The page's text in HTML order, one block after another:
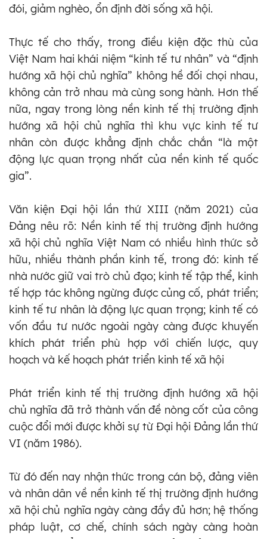
đói, giảm nghèo, ổn định đời sống xã hội.
Thực tế cho thấy, trong điều kiện đặc thù của
Việt Nam hai khái niệm “kinh tế tư nhân” và “định
hướng xã hội chủ nghĩa” không hề đối chọi nhau,
không cản trở nhau mà cùng song hành. Hơn thế
nữa, ngay trong lòng nền kinh tế thị trường định
hướng xã hội chủ nghĩa thì khu vực kinh tế tư
nhân còn được khẳng định chắc chắn “là một
động lực quan trọng nhất của nền kinh tế quốc
gia”.
Văn kiện Đại hội lần thứ XIII (năm 2021) của
Đảng nêu rõ: Nền kinh tế thị trường định hướng
xã hội chủ nghĩa Việt Nam có nhiều hình thức sở
hữu, nhiều thành phần kinh tế, trong đó: kinh tế
nhà nước giữ vai trò chủ đạo; kinh tế tập thể, kinh
tế hợp tác không ngừng được củng cố, phát triển;
kinh tế tư nhân là động lực quan trọng; kinh tế có
vốn đầu tư nước ngoài ngày càng được khuyến
khích phát triển phù hợp với chiến lược, quy
hoạch và kế hoạch phát triển kinh tế xã hội
Phát triển kinh tế thị trường định hướng xã hội
chủ nghĩa đã trở thành vấn đề nòng cốt của công
cuộc đổi mới được khởi sự từ Đại hội Đảng lần thứ
VI (năm 1986).
Từ đó đến nay nhận thức trong cán bộ, đảng viên
và nhân dân về nền kinh tế thị trường định hướng
xã hội chủ nghĩa ngày càng đầy đủ hơn; hệ thống
pháp luật, cơ chế, chính sách ngày càng hoàn